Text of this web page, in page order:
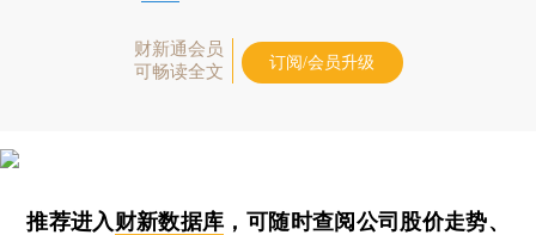
财新通会员
可畅读全文
订阅/会员升级
推荐进入财新数据库 ，可随时查阅公司股价走势、